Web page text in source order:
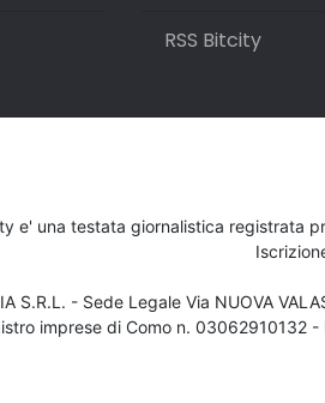
RSS Bitcity
e' una testata giornalistica registrata
S.R.L. - Sede Legale Via NUOVA
imprese di Como n. 03062910132 -